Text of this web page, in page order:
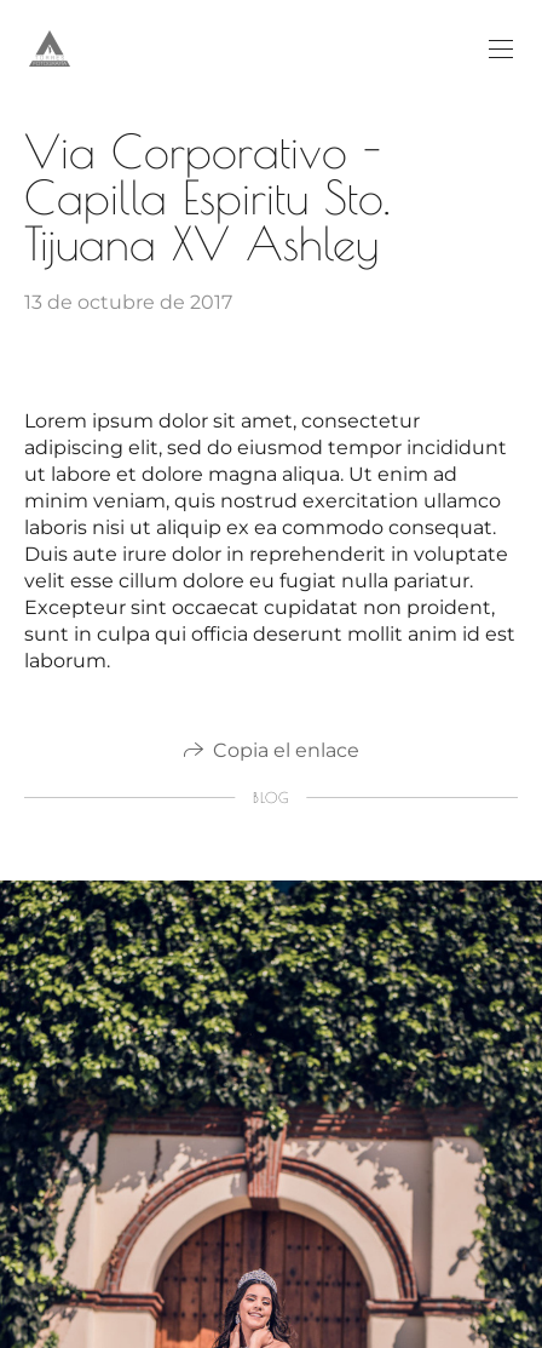
Via Corporativo -
Capilla Espiritu Sto.
Tijuana XV Ashley
13 de octubre de 2017
Lorem ipsum dolor sit amet, consectetur
adipiscing elit, sed do eiusmod tempor incididunt
ut labore et dolore magna aliqua. Ut enim ad
minim veniam, quis nostrud exercitation ullamco
laboris nisi ut aliquip ex ea commodo consequat.
Duis aute irure dolor in reprehenderit in voluptate
velit esse cillum dolore eu fugiat nulla pariatur.
Excepteur sint occaecat cupidatat non proident,
sunt in culpa qui officia deserunt mollit anim id est
laborum.
Copia el enlace
BLOG